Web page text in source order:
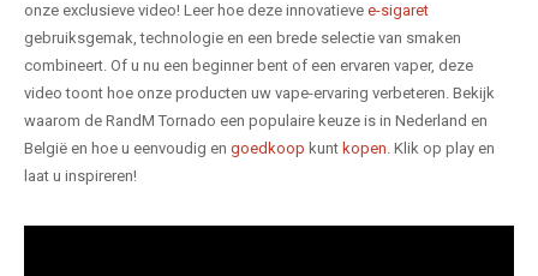
onze exclusieve video! Leer hoe deze innovatieve e-sigaret
gebruiksgemak, technologie en een brede selectie van smaken
combineert. Of u nu een beginner bent of een ervaren vaper, deze
video toont hoe onze producten uw vape-ervaring verbeteren. Bekijk
waarom de RandM Tornado een populaire keuze is in Nederland en
België en hoe u eenvoudig en goedkoop kunt kopen. Klik op play en
laat u inspireren!